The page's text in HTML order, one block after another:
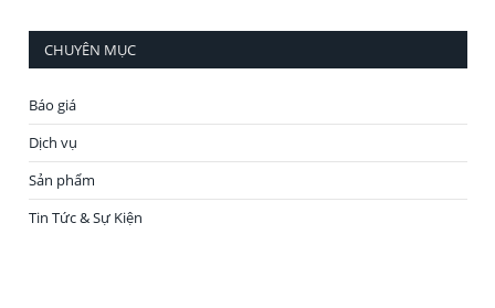
CHUYÊN MỤC
Báo giá
Dịch vụ
Sản phẩm
Tin Tức & Sự Kiện